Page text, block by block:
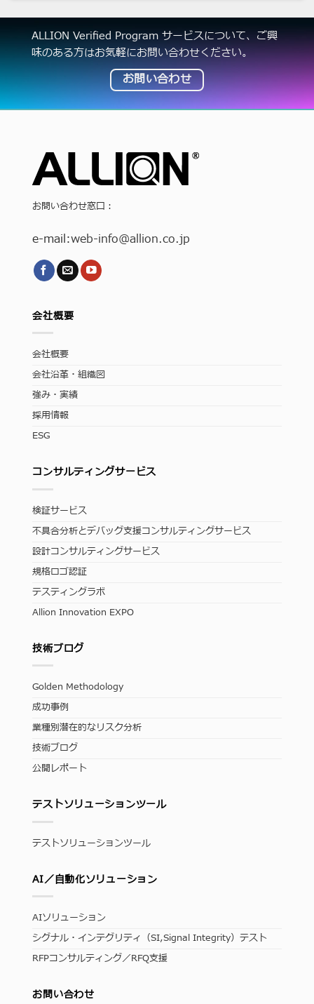
ALLION Verified Program サービスについて、ご興
味のある方はお気軽にお問い合わせください。
お問い合わせ
お問い合わせ窓口：
e-mail:web-info@allion.co.jp
会社概要
会社概要
会社沿革・組織図
強み・実績
採用情報
ESG
コンサルティングサービス
検証サービス
不具合分析とデバッグ支援コンサルティングサービス
設計コンサルティングサービス
規格ロゴ認証
テスティングラボ
Allion Innovation EXPO
技術ブログ
Golden Methodology
成功事例
業種別潜在的なリスク分析
技術ブログ
公開レポート
テストソリューションツール
テストソリューションツール
AI／自動化ソリューション
AIソリューション
シグナル・インテグリティ（SI,Signal Integrity）テスト
RFPコンサルティング／RFQ支援
お問い合わせ